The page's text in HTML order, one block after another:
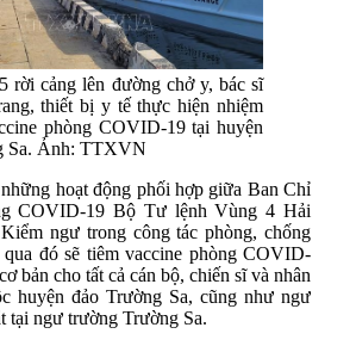
rời cảng lên đường chở y, bác sĩ
thiết bị y tế thực hiện nhiệm
phòng COVID-19 tại huyện
Sa. Ảnh: TTXVN
hoạt động phối hợp giữa Ban Chỉ
COVID-19 Bộ Tư lệnh Vùng 4 Hải
ngư trong công tác phòng, chống
đó sẽ tiêm vaccine phòng COVID-
bản cho tất cả cán bộ, chiến sĩ và nhân
huyện đảo Trường Sa, cũng như ngư
tại ngư trường Trường Sa.